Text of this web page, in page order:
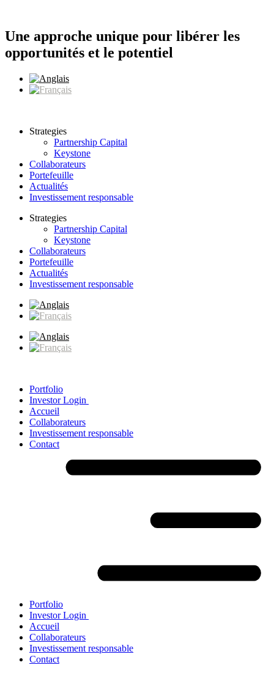
contenu
Une approche unique pour libérer les
opportunités et le potentiel
Strategies
Partnership Capital
Keystone
Collaborateurs
Portefeuille
Actualités
Investissement responsable
Strategies
Partnership Capital
Keystone
Collaborateurs
Portefeuille
Actualités
Investissement responsable
Portfolio
Investor Login
Accueil
Collaborateurs
Investissement responsable
Contact
Portfolio
Investor Login
Accueil
Collaborateurs
Investissement responsable
Contact